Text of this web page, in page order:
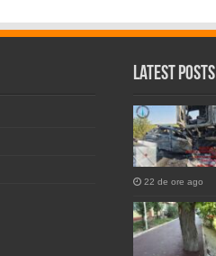
Latest Posts
22 de ore ago